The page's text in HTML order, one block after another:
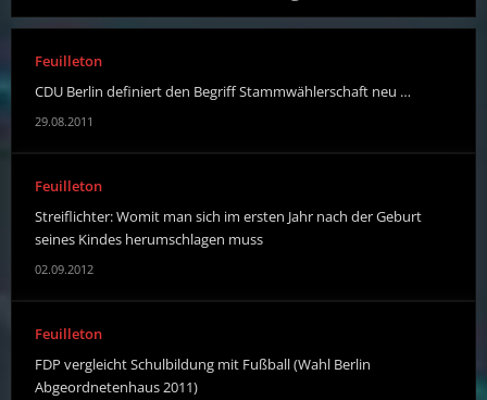
Feuilleton
CDU Berlin definiert den Begriff Stammwählerschaft neu …
29.08.2011
Feuilleton
Streiflichter: Womit man sich im ersten Jahr nach der Geburt
seines Kindes herumschlagen muss
02.09.2012
Feuilleton
FDP vergleicht Schulbildung mit Fußball (Wahl Berlin
Abgeordnetenhaus 2011)